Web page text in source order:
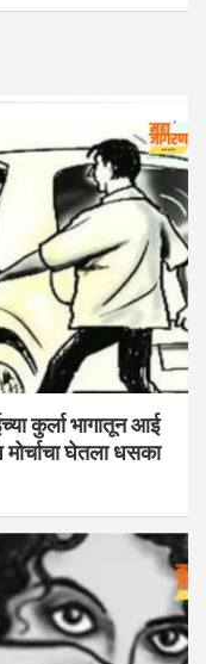
कुर्ला भागातून आई
घेतला धसका